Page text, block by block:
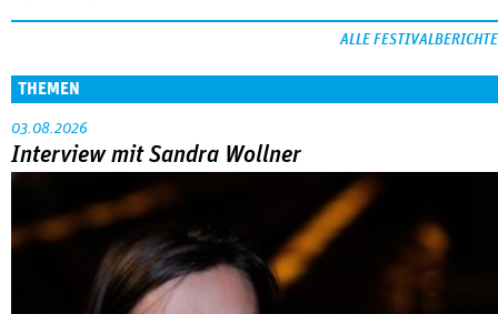
ALLE FESTIVALBERICHTE
THEMEN
03.08.2026
Interview mit Sandra Wollner